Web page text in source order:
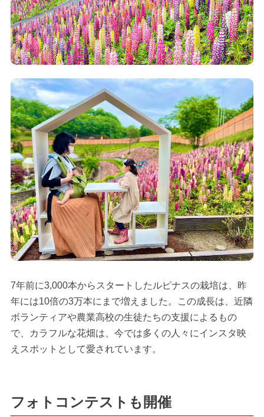
7年前に3,000本からスタートしたルピナスの栽培は、昨
年には10倍の3万本にまで増えました。この成長は、近隣
ボランティアや農業高校の生徒たちの支援によるもの
で、カラフルな花畑は、今では多くの人々にインスタ映
えスポットとして愛されています。
フォトコンテストも開催